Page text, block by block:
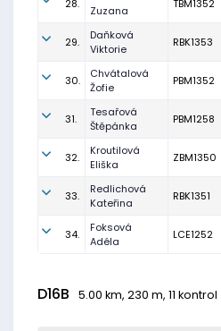
28.
Zuzana
TBM1352
29.
Daňková
Viktorie
RBK1353
30.
Chvátalová
Žofie
PBM1352
31.
Tesařová
Štěpánka
PBM1258
32.
Kroutilová
Eliška
ZBM1350
33.
Redlichová
Kateřina
RBK1351
34.
Foksová
Adéla
LCE1252
D16B 5.00 km, 230 m, 11 kontrol